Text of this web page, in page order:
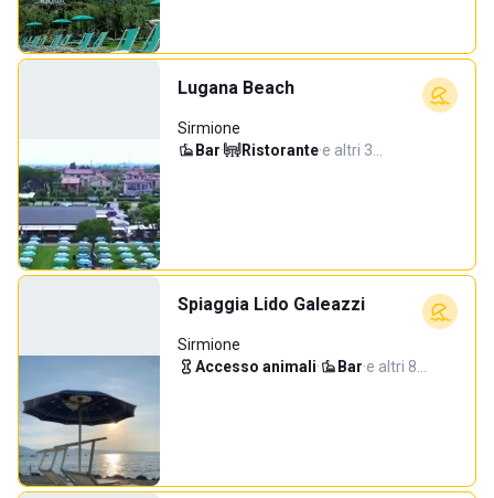
Lugana Beach
Sirmione
Bar· Ristorante·e altri 3…
Spiaggia Lido Galeazzi
Sirmione
Accesso animali· Bar·e altri 8…